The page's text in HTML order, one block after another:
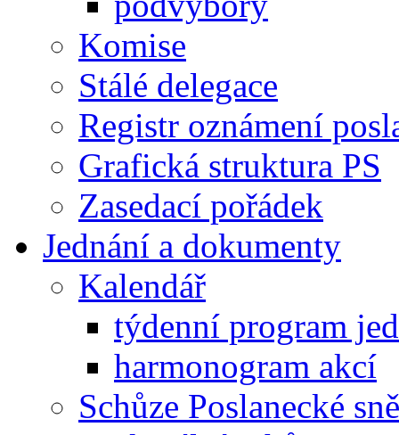
Komise
Stálé delegace
Registr oznámení
Grafická struktura PS
Zasedací pořádek
Jednání a dokumenty
Kalendář
týdenní program
harmonogram akcí
Schůze Poslanecké